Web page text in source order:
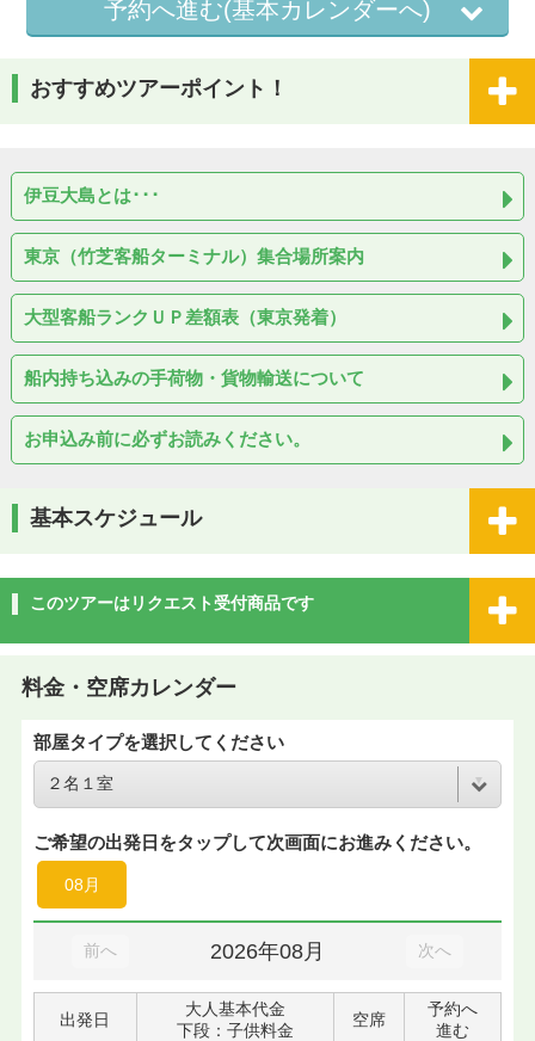
予約へ進む(基本カレンダーへ)
おすすめツアーポイント！
伊豆大島とは･･･
東京（竹芝客船ターミナル）集合場所案内
大型客船ランクＵＰ差額表（東京発着）
船内持ち込みの手荷物・貨物輸送について
お申込み前に必ずお読みください。
基本スケジュール
このツアーはリクエスト受付商品です
料金・空席カレンダー
部屋タイプを選択してください
ご希望の出発日をタップして次画面にお進みください。
08月
前へ 2026年08月 次へ
出発日
大人基本代金
下段：子供料金
空席
予約へ
進む